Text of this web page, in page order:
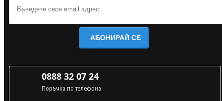
АБОНИРАЙ СЕ
0888 32 07 24
Поръчка по телефона